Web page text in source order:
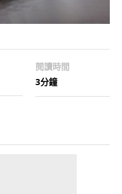
閱讀時間
3分鐘